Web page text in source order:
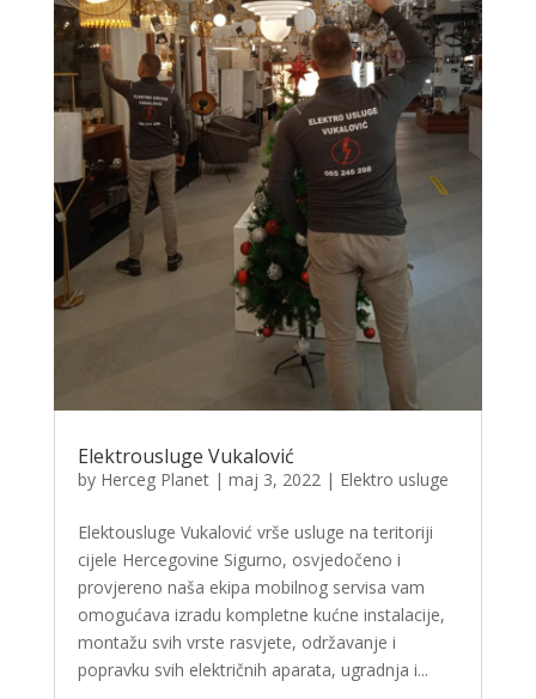
Elektrousluge Vukalović
by Herceg Planet| maj 3, 2022| Elektro usluge
Elektousluge Vukalović vrše usluge na teritoriji
cijele Hercegovine Sigurno, osvjedočeno i
provjereno naša ekipa mobilnog servisa vam
omogućava izradu kompletne kućne instalacije,
montažu svih vrste rasvjete, održavanje i
popravku svih električnih aparata, ugradnja i...